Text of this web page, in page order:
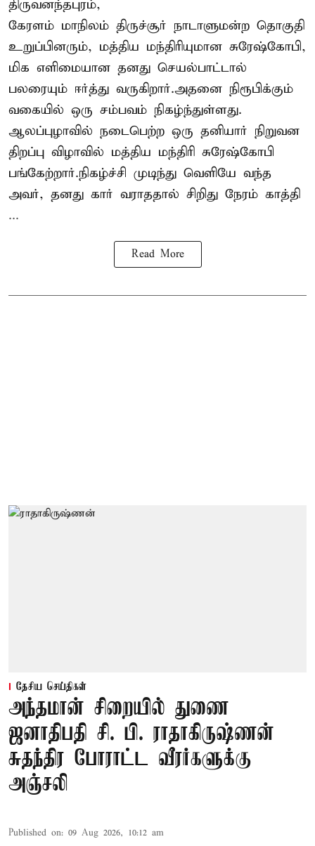
திருவனந்தபுரம்,
கேரளம் மாநிலம் திருச்சூர் நாடாளுமன்ற தொகுதி
உறுப்பினரும், மத்திய மந்திரியுமான சுரேஷ்கோபி,
மிக எளிமையான தனது செயல்பாட்டால்
பலரையும் ஈர்த்து வருகிறார்.அதனை நிரூபிக்கும்
வகையில் ஒரு சம்பவம் நிகழ்ந்துள்ளது.
ஆலப்புழாவில் நடைபெற்ற ஒரு தனியார் நிறுவன
திறப்பு விழாவில் மத்திய மந்திரி சுரேஷ்கோபி
பங்கேற்றார்.நிகழ்ச்சி முடிந்து வெளியே வந்த
அவர், தனது கார் வராததால் சிறிது நேரம் காத்தி
...
Read More
தேசிய செய்திகள்
அந்தமான் சிறையில் துணை
ஜனாதிபதி சி. பி. ராதாகிருஷ்ணன்
சுதந்திர போராட்ட வீரர்களுக்கு
அஞ்சலி
Published on: 09 Aug 2026, 10:12 am